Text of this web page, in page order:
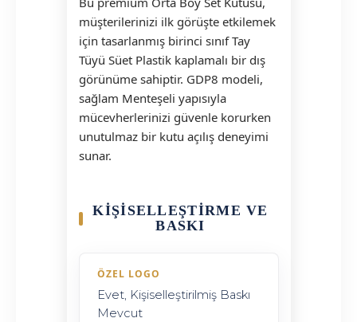
müşterilerinizi ilk görüşte etkilemek
için tasarlanmış birinci sınıf Tay
Tüyü Süet Plastik kaplamalı bir dış
görünüme sahiptir. GDP8 modeli,
sağlam Menteşeli yapısıyla
mücevherlerinizi güvenle korurken
unutulmaz bir kutu açılış deneyimi
sunar.
KIŞISELLEŞTIRME VE
BASKI
ÖZEL LOGO
Evet, Kişiselleştirilmiş Baskı
Mevcut